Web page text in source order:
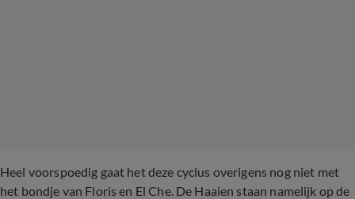
Heel voorspoedig gaat het deze cyclus overigens nog niet met
het bondje van Floris en El Che. De Haaien staan namelijk op de